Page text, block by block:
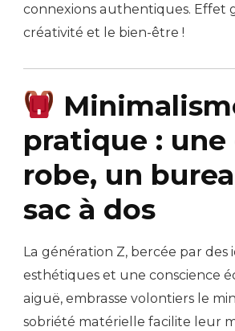
connexions authentiques. Effet
créativité et le bien-être !
pratique : une
robe, un
sac à dos
La génération Z, bercée par des
esthétiques et une conscience
aiguë, embrasse volontiers le
sobriété matérielle facilite leur